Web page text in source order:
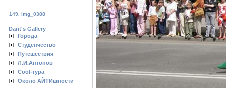
149. img_0388
Dant's Gallery
Города
Студенчество
Путешествия
Л.И.Антонов
Cool-тура
Около АЙТИшности